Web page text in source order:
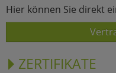
Hier können Sie direkt
ZERTIFIKATE